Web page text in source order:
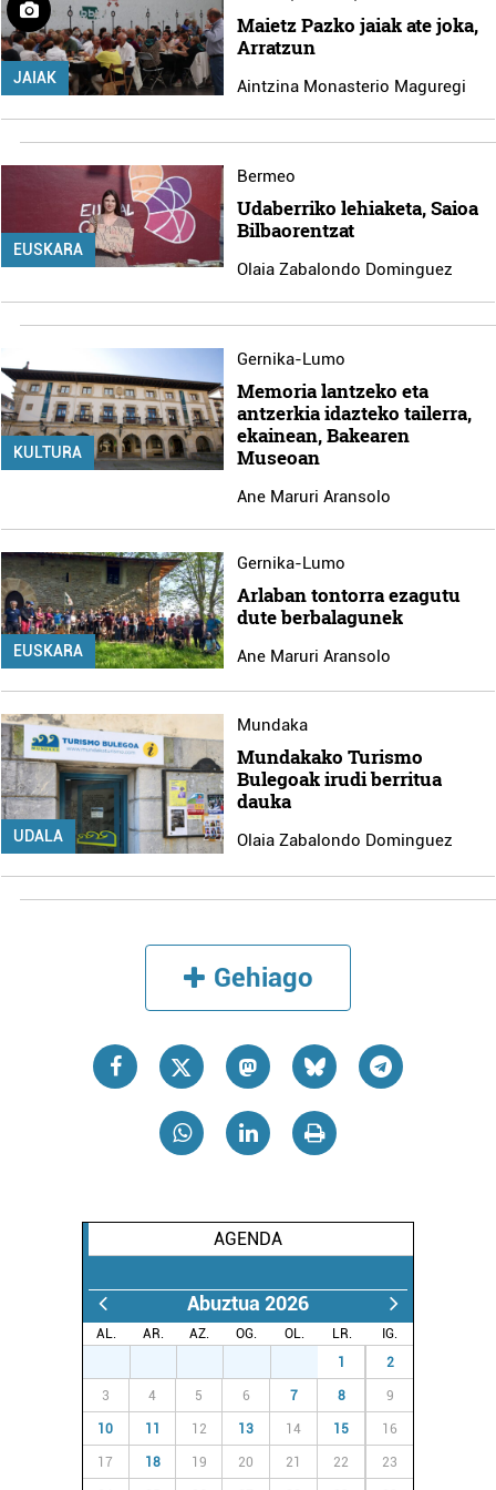
JAIAK
Maietz Pazko jaiak ate joka,
Arratzun
Aintzina Monasterio Maguregi
EUSKARA
Bermeo
Udaberriko lehiaketa, Saioa
Bilbaorentzat
Olaia Zabalondo Dominguez
KULTURA
Gernika-Lumo
Memoria lantzeko eta
antzerkia idazteko tailerra,
ekainean, Bakearen
Museoan
Ane Maruri Aransolo
EUSKARA
Gernika-Lumo
Arlaban tontorra ezagutu
dute berbalagunek
Ane Maruri Aransolo
UDALA
Mundaka
Mundakako Turismo
Bulegoak irudi berritua
dauka
Olaia Zabalondo Dominguez
Gehiago
AGENDA
Abuztua 2026
AL. AR. AZ. OG. OL. LR.
IG.
1 2
3 4 5 6 7 8 9
10 11 12 13 14 15 16
17 18 19 20 21 22 23